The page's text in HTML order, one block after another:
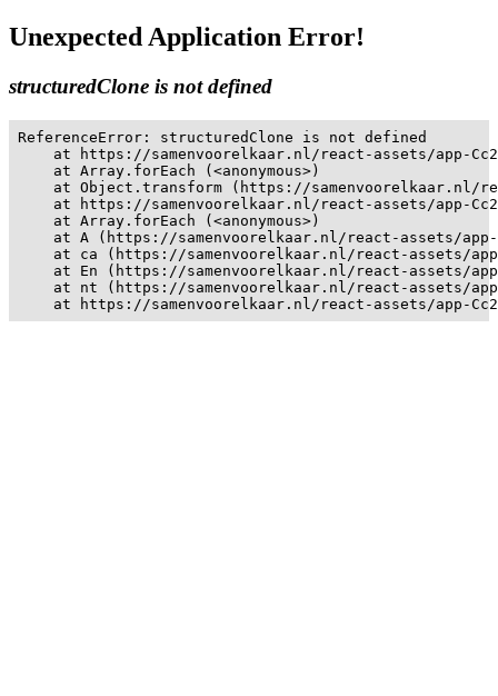
Unexpected Application Error!
structuredClone is not defined
ReferenceError: structuredClone is not defined
at https://samenvoorelkaar.nl/react-assets/app-
    at Array.forEach (<anonymous>)
at Object.transform (https://samenvoorelkaar.nl/
at https://samenvoorelkaar.nl/react-assets/app-
    at Array.forEach (<anonymous>)
at A (https://samenvoorelkaar.nl/react-assets/
at ca (https://samenvoorelkaar.nl/react-assets/
at En (https://samenvoorelkaar.nl/react-assets/
at nt (https://samenvoorelkaar.nl/react-assets/
at https://samenvoorelkaar.nl/react-assets/app-